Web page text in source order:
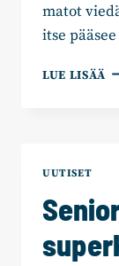
matot
itse
LUE LISÄÄ
UUTISET